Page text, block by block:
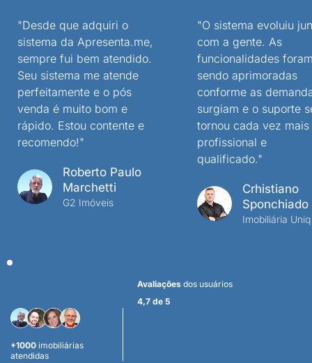
"Desde que adquiri o
sistema da Apresenta.me,
sempre fui bem atendido.
Seu sistema me atende
perfeitamente e o pós
venda é muito bom e
rápido. Estou contente e
recomendo!"
Roberto Paulo
Marchetti
G2 Imóveis
"O sistema evoluiu
com a gente. As
funcionalidades
sendo aprimoradas
conforme as
surgiam e o suporte
tornou cada vez mais
profissional e
qualificado."
Crhistiano
Sponchiado
Imobiliária Uniq
+1000 imobiliárias
atendidas
4,7 de 5
Avaliações dos usuários